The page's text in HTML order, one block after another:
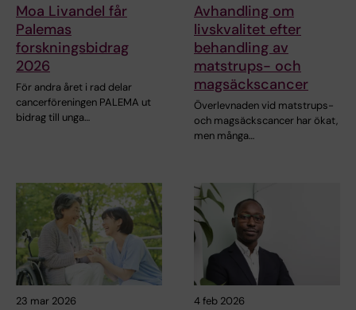
Moa Livandel får
Palemas
forskningsbidrag
2026
För andra året i rad delar
cancerföreningen PALEMA ut
bidrag till unga…
Avhandling om
livskvalitet efter
behandling av
matstrups- och
magsäckscancer
Överlevnaden vid matstrups-
och magsäckscancer har ökat,
men många…
23 mar 2026 4 feb 2026